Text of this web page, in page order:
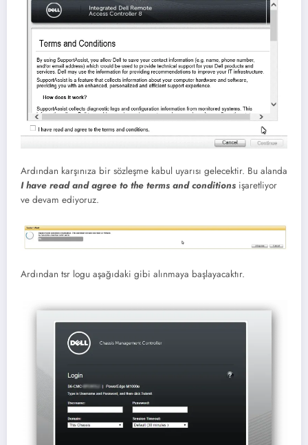
Ardından karşınıza bir sözleşme kabul uyarısı gelecektir. Bu alanda
I have read and agree to the terms and conditions işaretliyor
ve devam ediyoruz.
Ardından tsr logu aşağıdaki gibi alınmaya başlayacaktır.